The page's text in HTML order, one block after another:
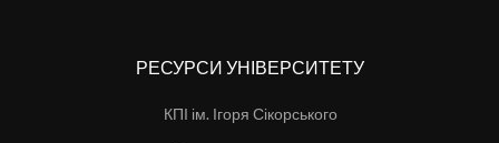
РЕСУРСИ УНІВЕРСИТЕТУ
КПІ ім. Ігоря Сікорського